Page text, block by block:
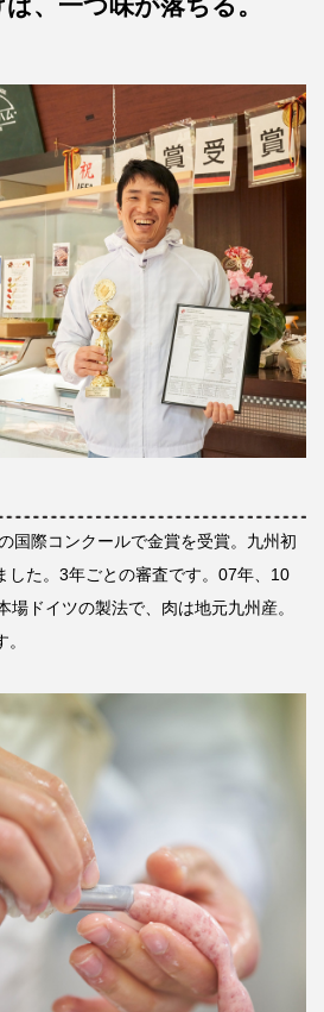
国際コンクールで金賞を受賞。九州初
した。3年ごとの審査です。07年、10
場ドイツの製法で、肉は地元九州産。